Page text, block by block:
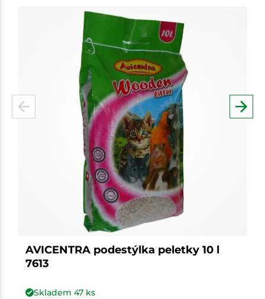
AVICENTRA podestýlka peletky 10 l
7613
Skladem 47ks